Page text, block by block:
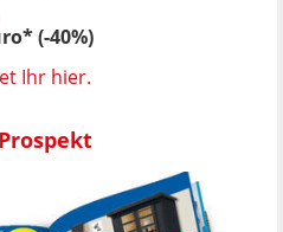
(-40%)
Ihr hier.